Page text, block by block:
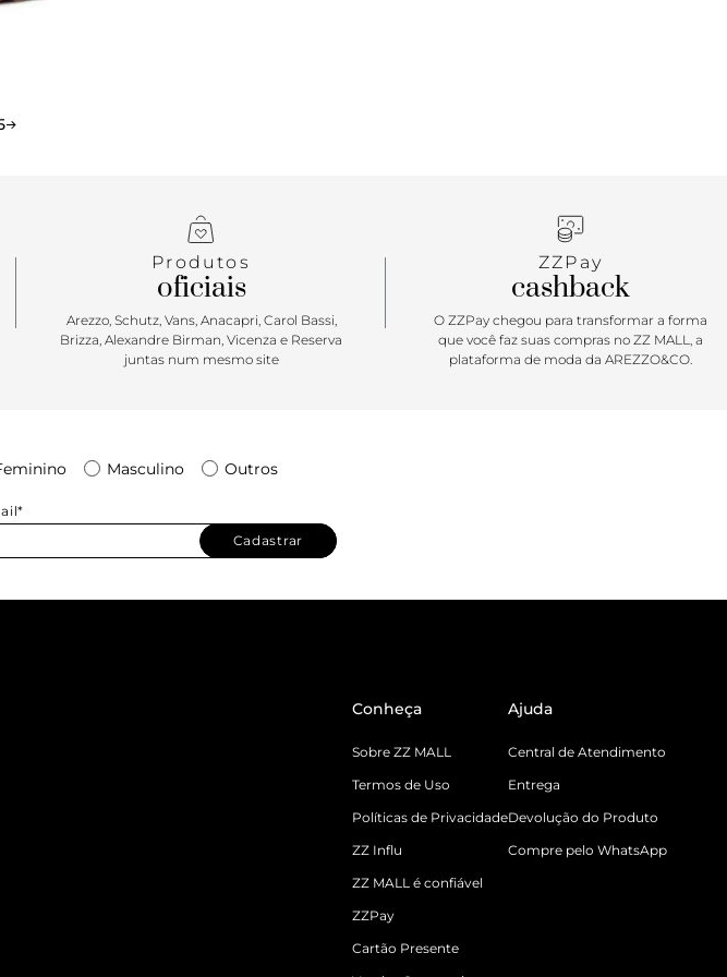
Produtos
oficiais
Arezzo, Schutz, Vans, Anacapri, Carol Bassi,
Brizza, Alexandre Birman, Vicenza e Reserva
juntas num mesmo site
ZZPay
cashback
O ZZPay chegou para transformar a forma
que você faz suas compras no ZZ MALL, a
plataforma de moda da AREZZO&CO.
Masculino Outros
Cadastrar
Conheça
Sobre ZZ MALL
Termos de Uso
Políticas de Privacidade
ZZ Influ
ZZ MALL é confiável
ZZPay
Cartão Presente
Ajuda
Central de Atendimento
Entrega
Devolução do Produto
Compre pelo WhatsApp